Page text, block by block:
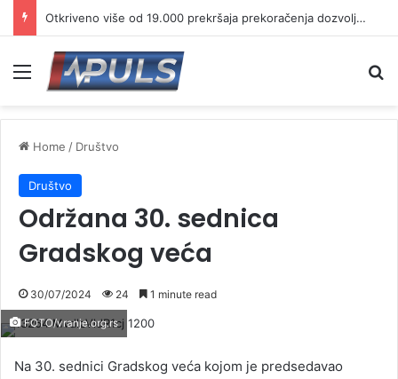
Otkriveno više od 19.000 prekršaja prekoračenja dozvoljene brzine
Menu
Home / Društvo
Društvo
Održana 30. sednica
Gradskog veća
30/07/2024 24 1 minute read
FOTO/vranje.org.rs
Na 30. sednici Gradskog veća kojom je predsedavao